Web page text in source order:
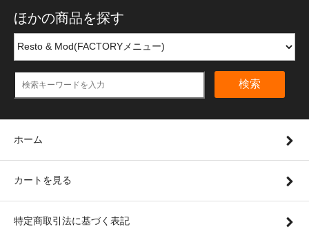
ほかの商品を探す
検索
ホーム
カートを見る
特定商取引法に基づく表記